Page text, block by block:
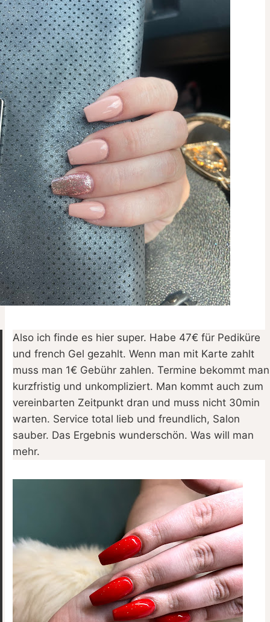
Also ich finde es hier super. Habe 47€ für Pediküre
und french Gel gezahlt. Wenn man mit Karte zahlt
muss man 1€ Gebühr zahlen. Termine bekommt man
kurzfristig und unkompliziert. Man kommt auch zum
vereinbarten Zeitpunkt dran und muss nicht 30min
warten. Service total lieb und freundlich, Salon
sauber. Das Ergebnis wunderschön. Was will man
mehr.